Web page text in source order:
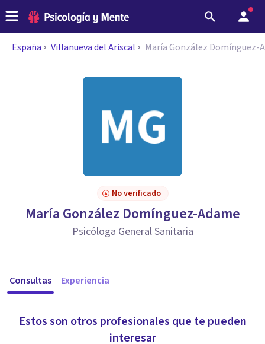
España Villanueva del Ariscal María González Domínguez-
No verificado
María González Domínguez-Adame
Psicóloga General Sanitaria
Consultas Experiencia
Estos son otros profesionales que te pueden
interesar